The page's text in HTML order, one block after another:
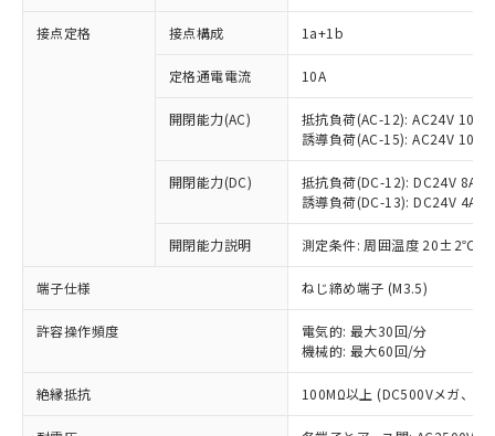
接点定格 接点構成 1a+1b
定格通電電流 10A
開閉能力(AC)
抵抗負荷(AC-12): AC24V 10A/
誘導負荷(AC-15): AC24V
開閉能力(DC)
抵抗負荷(DC-12): DC24V 8A/
誘導負荷(DC-13): DC24V 4A/
開閉能力説明 測定条件: 周囲温度 20±2℃、
端子仕様 ねじ締め端子 (M3.5)
許容操作頻度
電気的: 最大30回/分
機械的: 最大60回/分
絶縁抵抗 100MΩ以上 (DC500Vメガ、点
ご利用条件
以下の条件をお読みいただき、同意のうえ
ご利用ください。
本サービスは、当社制御機器事業取扱
商品の当社在庫状況および標準価格
(税抜)を提供させていただくもので
当社制御機器事業取扱商品の中には、
本サービスの対象外となる商品もある
※1 対応状況
対応済み：EU RoHS指令（10物質）の
非含有に対応した製品が提供可能な商品で
対応予定：EU RoHS指令（10物質）の非含
有に対応した製品に切り替える予定のある
対応予定なし：EU RoHS指令（10物質）の
非含有に非対応の商品で、対応品を出す予
調査・確認中：EU RoHS指令（10物質）の
非含有の対応状況を調査中または確認中の
商品です。
非該当品：ライセンス料など無形物で、有
害物質有無と関係のない商品です。
仕入先様の事情により、非含有部品として
いたものが、含有品と判明した場合などや
「○」：最大均質材料含有率が中国RoHSの
基準値以下であることを示します。
「×」：最大均質材料含有率が中国RoHSの
基準値を超えていることを示します。
当社は、これら貴社製品のうち、外国